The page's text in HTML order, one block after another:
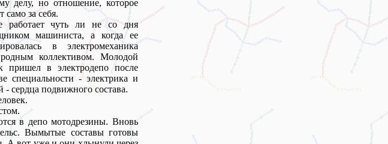
делу, но отношение, которое
само за себя.
работает чуть ли не со дня
машиниста, а когда ее
в электромеханика
коллективом. Молодой
пришел в электродепо после
специальности - электрика и
- сердца подвижного состава.
в депо мотодрезины. Вновь
Вымытые составы готовы